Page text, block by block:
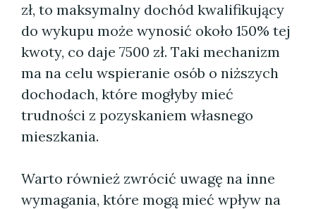
zł, to maksymalny dochód kwalifikujący
do wykupu może wynosić około 150% tej
kwoty, co daje 7500 zł. Taki mechanizm
ma na celu wspieranie osób o niższych
dochodach, które mogłyby mieć
trudności z pozyskaniem własnego
mieszkania.
Warto również zwrócić uwagę na inne
wymagania, które mogą mieć wpływ na